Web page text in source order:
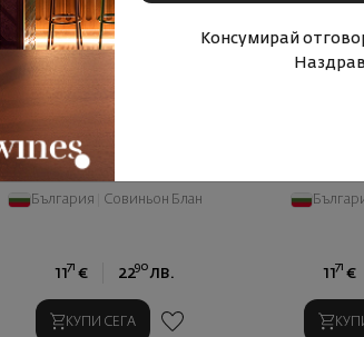
Богдая Естейт Совиньон блан
България Совиньон Блан
1171 € 2290 лв.
КУПИ СЕГА
1171 €
Консумирай